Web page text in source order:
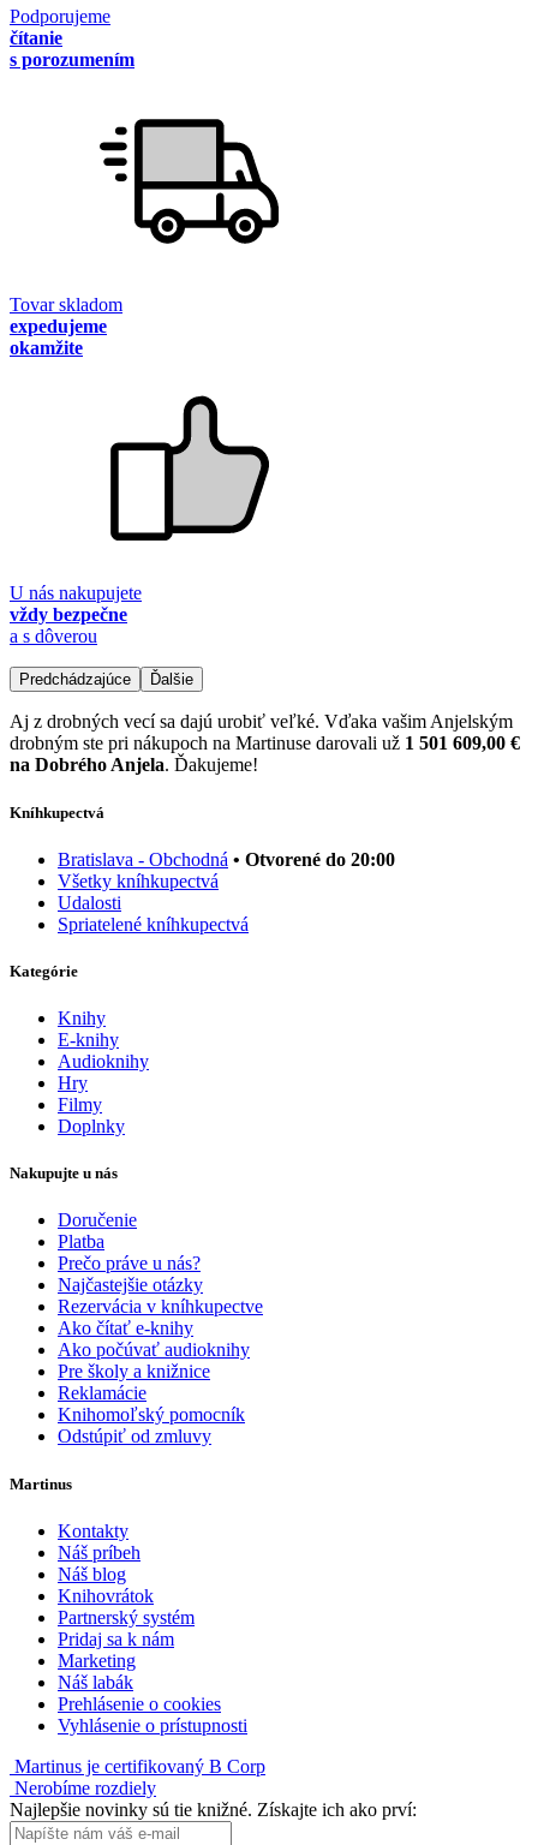
Podporujeme
čítanie
s porozumením
Tovar skladom
expedujeme
okamžite
U nás nakupujete
vždy bezpečne
a s dôverou
Predchádzajúce Ďalšie
Aj z drobných vecí sa dajú urobiť veľké. Vďaka vašim Anjelským
drobným ste pri nákupoch na Martinuse darovali už 1 501 609,00 €
na Dobrého Anjela. Ďakujeme!
Kníhkupectvá
Bratislava - Obchodná • Otvorené do 20:00
Všetky kníhkupectvá
Udalosti
Spriatelené kníhkupectvá
Kategórie
Knihy
E-knihy
Audioknihy
Hry
Filmy
Doplnky
Nakupujte u nás
Doručenie
Platba
Prečo práve u nás?
Najčastejšie otázky
Rezervácia v kníhkupectve
Ako čítať e-knihy
Ako počúvať audioknihy
Pre školy a knižnice
Reklamácie
Knihomoľský pomocník
Odstúpiť od zmluvy
Martinus
Kontakty
Náš príbeh
Náš blog
Knihovrátok
Partnerský systém
Pridaj sa k nám
Marketing
Náš labák
Prehlásenie o cookies
Vyhlásenie o prístupnosti
Martinus je certifikovaný B Corp
Nerobíme rozdiely
Najlepšie novinky sú tie knižné. Získajte ich ako prví: